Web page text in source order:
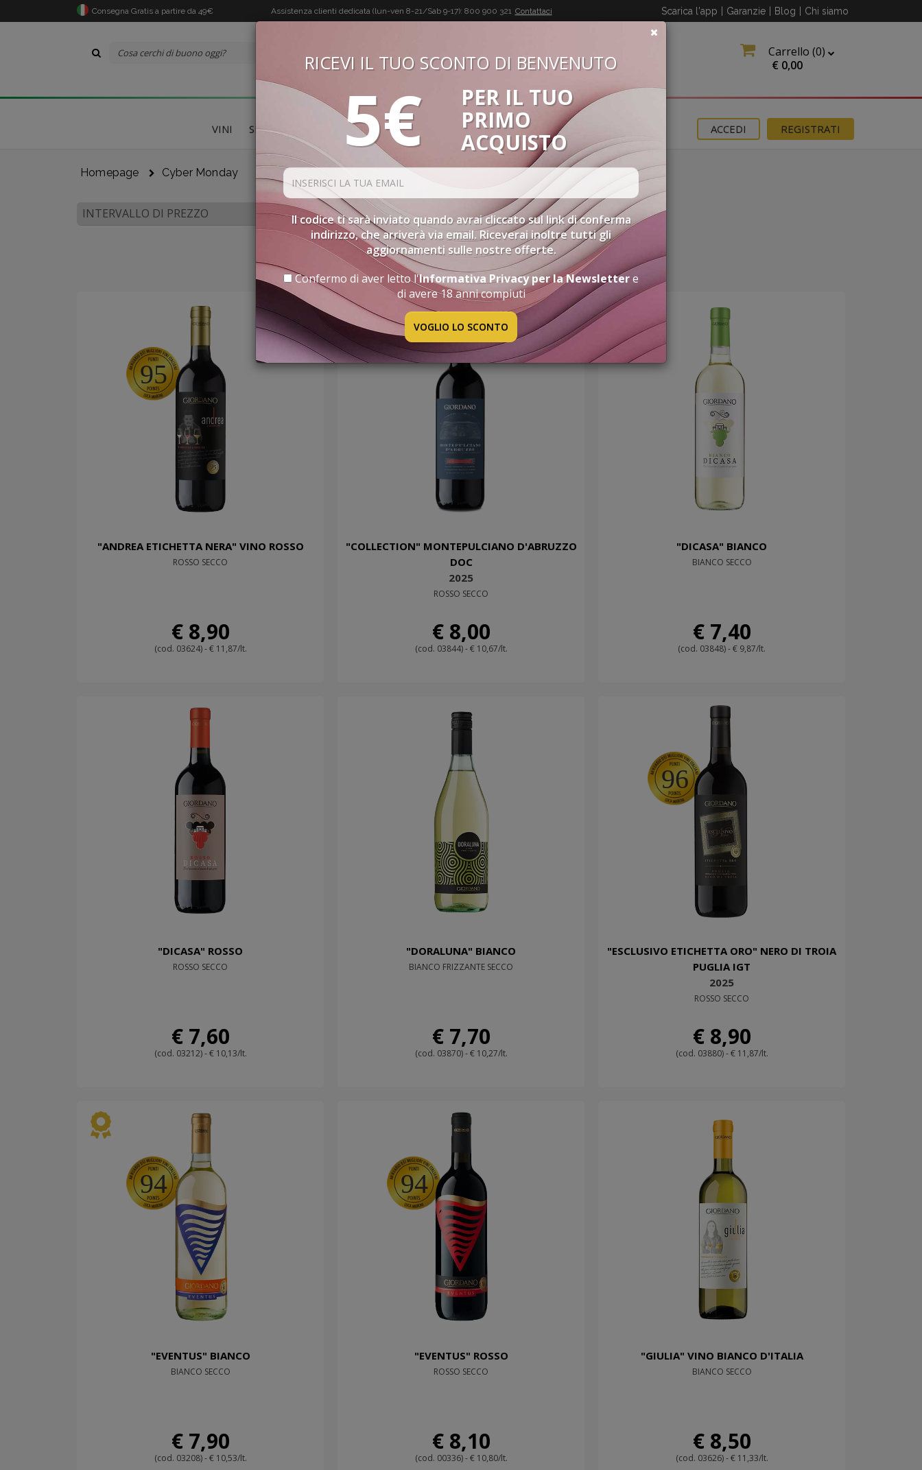
Consegna Gratis a partire da 49€ Assistenza clienti dedicata (lun-ven 8-21/Sab 9-17): 800 900 321 Contattaci Scarica l'app Garanzie Blog Chi siamo
Carrello (0)
€ 0,00
BUON VINO, BUONA VITA
VINI SPECIALITÀ CONFEZIONI SPIRITS ACCESSORI GIFT CARD REGISTRATI
ACCEDI
Homepage Cyber Monday
INTERVALLO DI PREZZO ORDINAMENTO
CYBER MONDAY
95
"ANDREA ETICHETTA NERA" VINO ROSSO
ROSSO SECCO
€ 8,90
(cod. 03624) - € 11,87/lt.
"COLLECTION" MONTEPULCIANO D'ABRUZZO
DOC
2025
ROSSO SECCO
€ 8,00
(cod. 03844) - € 10,67/lt.
"DICASA" BIANCO
BIANCO SECCO
€ 7,40
(cod. 03848) - € 9,87/lt.
"DICASA" ROSSO
ROSSO SECCO
€ 7,60
(cod. 03212) - € 10,13/lt.
"DORALUNA" BIANCO
BIANCO FRIZZANTE SECCO
€ 7,70
(cod. 03870) - € 10,27/lt.
96
"ESCLUSIVO ETICHETTA ORO" NERO DI TROIA
PUGLIA IGT
2025
ROSSO SECCO
€ 8,90
(cod. 03880) - € 11,87/lt.
94
"EVENTUS" BIANCO
BIANCO SECCO
€ 7,90
(cod. 03208) - € 10,53/lt.
94
"EVENTUS" ROSSO
ROSSO SECCO
€ 8,10
(cod. 00336) - € 10,80/lt.
"GIULIA" VINO BIANCO D'ITALIA
BIANCO SECCO
€ 8,50
(cod. 03626) - € 11,33/lt.
RICEVI IL TUO SCONTO DI BENVENUTO
5€
PER IL TUO
PRIMO
ACQUISTO
Il codice ti sarà inviato quando avrai cliccato sul link di conferma
indirizzo, che arriverà via email. Riceverai inoltre tutti gli
aggiornamenti sulle nostre offerte.
Confermo di aver letto l'Informativa Privacy per la Newslettere
di avere 18 anni compiuti
VOGLIO LO SCONTO